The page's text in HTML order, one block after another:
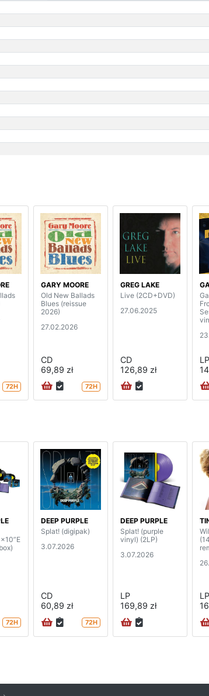
72H
GARY MOORE
Old New Ballads
Blues (reissue
2026)
27.02.2026
CD
69,89 zł
72H
GREG LAKE
Live (2CD+DVD)
27.06.2025
CD
126,89 zł
LP
72H
DEEP PURPLE
Splat! (digipak)
3.07.2026
CD
60,89 zł
72H
DEEP PURPLE
Splat! (purple
vinyl) (2LP)
3.07.2026
LP
169,89 zł
LP